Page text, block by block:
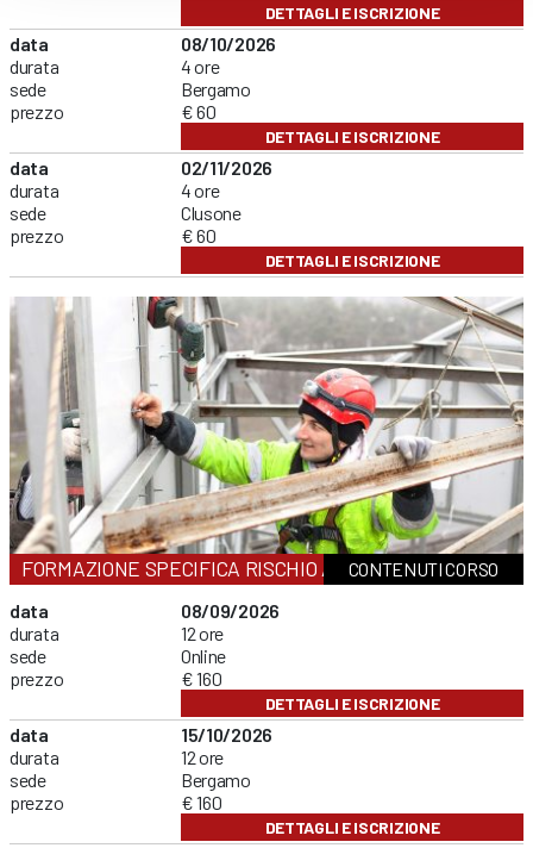
DETTAGLI E ISCRIZIONE
data
durata
sede
prezzo
08/10/2026
4 ore
Bergamo
€ 60
DETTAGLI E ISCRIZIONE
data
durata
sede
prezzo
02/11/2026
4 ore
Clusone
€ 60
DETTAGLI E ISCRIZIONE
FORMAZIONE SPECIFICA RISCHIO ALTOCONTENUTI CORSO
data
durata
sede
prezzo
08/09/2026
12 ore
Online
€ 160
DETTAGLI E ISCRIZIONE
data
durata
sede
prezzo
15/10/2026
12 ore
Bergamo
€ 160
DETTAGLI E ISCRIZIONE